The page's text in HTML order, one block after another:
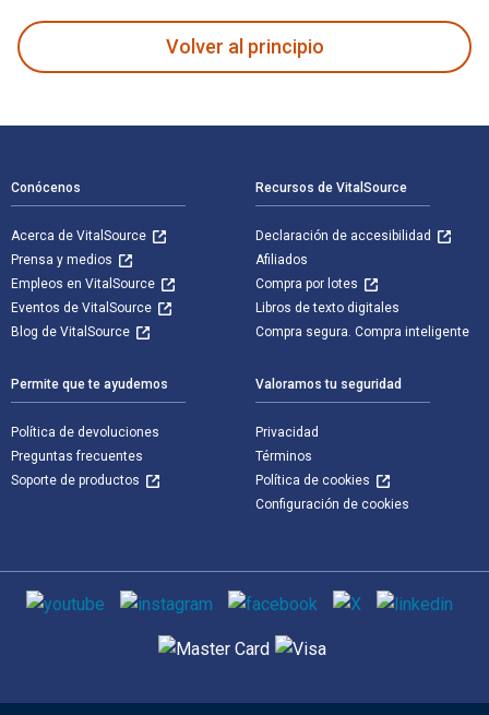
Volver al principio
Conócenos
Acerca de VitalSource
Prensa y medios
Empleos en VitalSource
Eventos de VitalSource
Blog de VitalSource
Recursos de VitalSource
Declaración de accesibilidad
Afiliados
Compra por lotes
Libros de texto digitales
Compra segura. Compra inteligente
Permite que te ayudemos
Política de devoluciones
Preguntas frecuentes
Soporte de productos
Valoramos tu seguridad
Privacidad
Términos
Política de cookies
Configuración de cookies
Medios de comunicación social
Métodos de pago admitidos